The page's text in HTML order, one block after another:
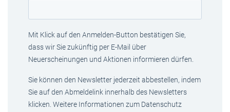
Mit Klick auf den Anmelden-Button bestätigen Sie,
dass wir Sie zukünftig per E-Mail über
Neuerscheinungen und Aktionen informieren dürfen.
Sie können den Newsletter jederzeit abbestellen, indem
Sie auf den Abmeldelink innerhalb des Newsletters
klicken. Weitere Informationen zum Datenschutz